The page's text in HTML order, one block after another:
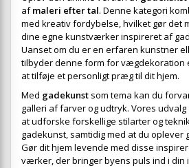
afmaleri efter tal. Denne kategori
med kreativ fordybelse, hvilket gør det
dine egne kunstværker inspireret af
Uanset om du er en erfaren kunstner
tilbyder denne form for vægdekoration
at tilføje et personligt præg til dit hjem.
Med gadekunst som tema kan du
galleri af farver og udtryk. Vores
at udforske forskellige stilarter og
gadekunst, samtidig med at du oplever
Gør dit hjem levende med disse
værker, der bringer byens puls ind i din